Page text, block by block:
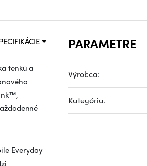
tenkú a
Everyday
PARAMETRE
Výrobca:
Kategória: